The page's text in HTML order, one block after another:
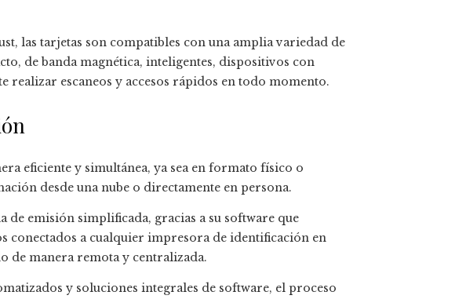
las tarjetas son compatibles con una amplia variedad de
de banda magnética, inteligentes, dispositivos con
realizar escaneos y accesos rápidos en todo momento.
eficiente y simultánea, ya sea en formato físico o
desde una nube o directamente en persona.
emisión simplificada, gracias a su software que
conectados a cualquier impresora de identificación en
de manera remota y centralizada.
y soluciones integrales de software, el proceso